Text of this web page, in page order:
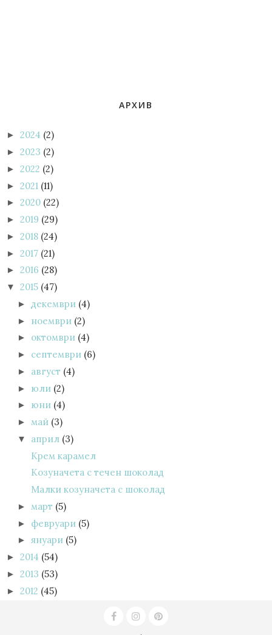
АРХИВ
► 2024 (2)
► 2023 (2)
► 2022 (2)
► 2021 (11)
► 2020 (22)
► 2019 (29)
► 2018 (24)
► 2017 (21)
► 2016 (28)
▼ 2015 (47)
► декември (4)
► ноември (2)
► октомври (4)
► септември (6)
► август (4)
► юли (2)
► юни (4)
► май (3)
▼ април (3)
Крем карамел
Козуначета с течен шоколад
Малки козуначета с шоколад
► март (5)
► февруари (5)
► януари (5)
► 2014 (54)
► 2013 (53)
► 2012 (45)